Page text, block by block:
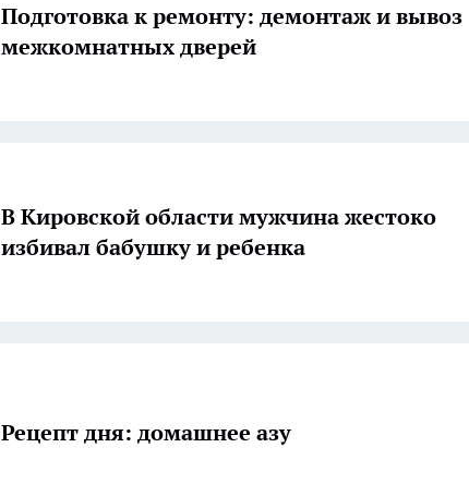
Подготовка к ремонту: демонтаж и вывоз
межкомнатных дверей
В Кировской области мужчина жестоко
избивал бабушку и ребенка
Рецепт дня: домашнее азу